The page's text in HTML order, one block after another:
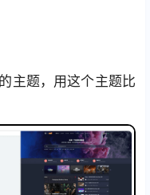
主题，用这个主题比